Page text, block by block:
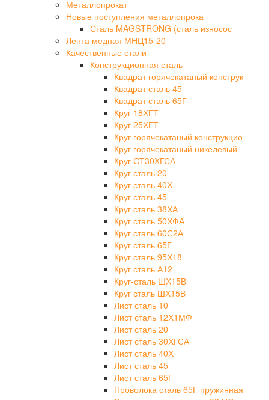
Металлопрокат
Новые поступления металлопрока
Сталь MAGSTRONG (сталь износос
Лента медная МНЦ15-20
Качественные стали
Конструкционная сталь
Квадрат горячекатаный конструк
Квадрат сталь 45
Квадрат сталь 65Г
Круг 18ХГТ
Круг 25ХГТ
Круг горячекатаный конструкцио
Круг горячекатаный никелевый
Круг СТ30ХГСА
Круг сталь 20
Круг сталь 40Х
Круг сталь 45
Круг сталь 38ХА
Круг сталь 50ХФА
Круг сталь 60С2А
Круг сталь 65Г
Круг сталь 95Х18
Круг сталь А12
Круг-сталь ШХ15В
Круг сталь ШХ15В
Лист сталь 10
Лист сталь 12Х1МФ
Лист сталь 20
Лист сталь 30ХГСА
Лист сталь 40Х
Лист сталь 45
Лист сталь 65Г
Проволока сталь 65Г пружинная